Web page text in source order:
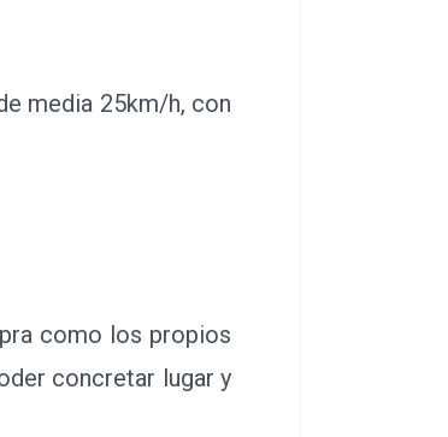
media 25km/h, con
como los propios
concretar lugar y